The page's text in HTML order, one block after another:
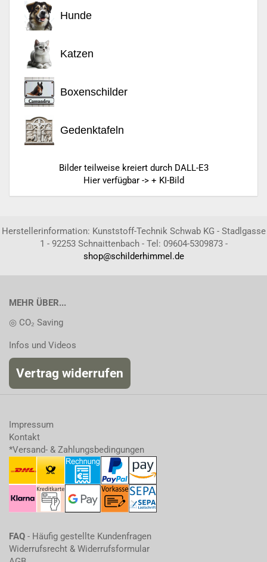
Hunde
Katzen
Boxenschilder
Gedenktafeln
Bilder teilweise kreiert durch DALL-E3
Hier verfügbar -> + KI-Bild
Herstellerinformation: Kunststoff-Technik Schwab KG - Stadlgasse
1 - 92253 Schnaittenbach - Tel: 09604-5309873 -
shop@schilderhimmel.de
MEHR ÜBER...
◎ CO₂ Saving
Infos und Videos
Vertrag widerrufen
Impressum
Kontakt
*Versand- & Zahlungsbedingungen
FAQ - Häufig gestellte Kundenfragen
Widerrufsrecht & Widerrufsformular